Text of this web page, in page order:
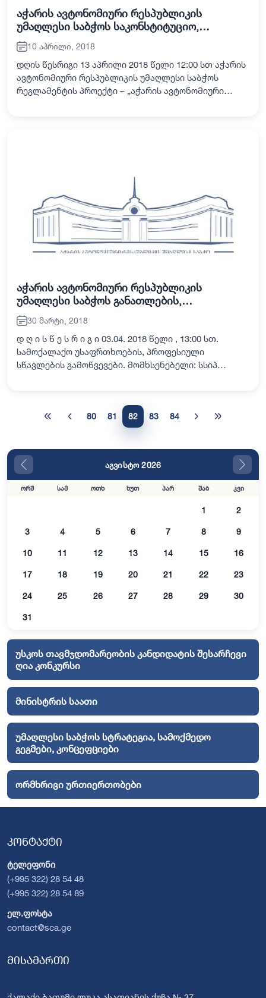
აჭარის ავტონომიური რესპუბლიკის
უმაღლესი საბჭოს საკონსტიტუციო,
იურიდიულ და საპროცედურო საკითხთა
კომისიის სხდომა
10 აპრილი, 2018
დღის წესრიგი 13 აპრილი 2018 წელი 12:00 სთ აჭარის
ავტონომიური რესპუბლიკის უმაღლესი საბჭოს
რეგლამენტის პროექტი – „აჭარის ავტონომიური
აჭარის ავტონომიური რესპუბლიკის
უმაღლესი საბჭოს განათლების,
მეცნიერების, კულტურისა და სპორტის
საკითხთა კომისიის გასვლითი სხდომის
(სსიპ პროფესიულ კოლეჯში - ,,ბლექსი“)
30 მარტი, 2018
დ ღ ი ს წ ე ს რ ი გ ი 03.04. 2018 წელი , 13:00 სთ.
სამოქალაქო უსაფრთხოების, პროფესიული
სწავლების გამოწვევები. მომხსენებელი: სსიპ
80 81 82 83 84
აგვისტო 2026
ორშ სამ ოთხ ხუთ პარ შაბ კვი
1 2
3 4 5 6 7 8 9
10 11 12 13 14 15 16
17 18 19 20 21 22 23
24 25 26 27 28 29 30
31
უსკოს თავმჯდომარეობის კანდიდატის შესარჩევი
ღია კონკურსი
მინისტრის საათი
უმაღლესი საბჭოს სტრატეგია, სამოქმედო
გეგმები, კონცეფციები
ორმხრივი ურთიერთობები
კონტაქტი
ტელეფონი
(+995 322) 28 54 48
(+995 322) 28 54 89
ელ.ფოსტა
contact@sca.ge
მისამართი